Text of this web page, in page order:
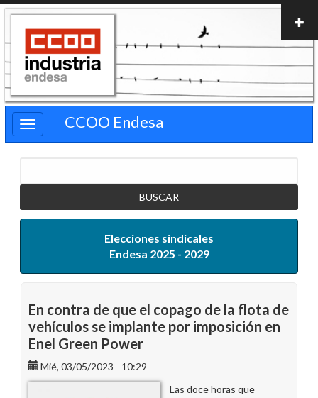
Pasar
contenido
principal
CCOO Endesa
Elecciones sindicales
Endesa 2025 - 2029
En contra de que el copago de la flota de
vehículos se implante por imposición en
Enel Green Power
Mié, 03/05/2023 - 10:29
Las doce horas que